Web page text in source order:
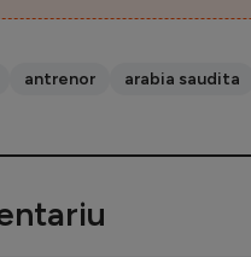
antrenor arabia saudita